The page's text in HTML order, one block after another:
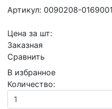
Артикул: 0090208-0169001
Цена за шт:
Заказная
Сравнить
В избранное
Количество: